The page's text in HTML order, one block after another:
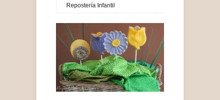
Repostería Infantil